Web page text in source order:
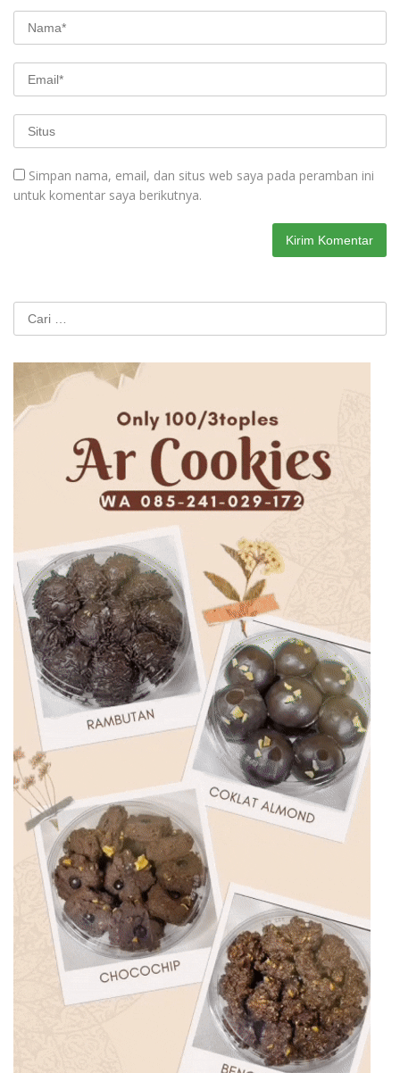
Simpan nama, email, dan situs web saya pada peramban ini
untuk komentar saya berikutnya.